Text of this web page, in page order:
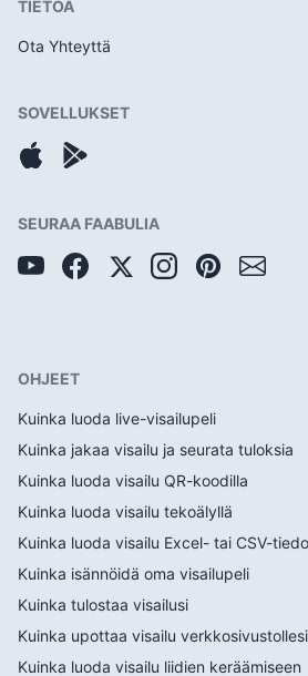
TIETOA
Ota Yhteyttä
SOVELLUKSET
SEURAA FAABULIA
OHJEET
Kuinka luoda live-visailupeli
Kuinka jakaa visailu ja seurata tuloksia
Kuinka luoda visailu QR-koodilla
Kuinka luoda visailu tekoälyllä
Kuinka luoda visailu Excel- tai CSV-
Kuinka isännöidä oma visailupeli
Kuinka tulostaa visailusi
Kuinka upottaa visailu verkkosivustollesi
Kuinka luoda visailu liidien keräämiseen